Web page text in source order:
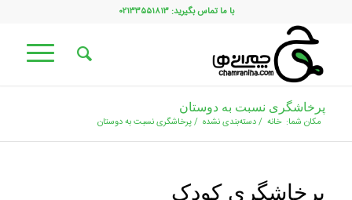
با ما تماس بگیرید: ۰۲۱۳۳۵۵۱۸۱۳
پرخاشگری نسبت به دوستان
مکان شما: خانه /دسته‌بندی نشده /پرخاشگری نسبت به دوستان
پرخاشگری کودک